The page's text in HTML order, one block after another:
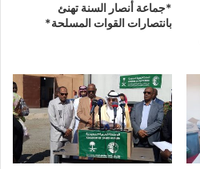
*جماعة أنصار السنة تهنئ
بانتصارات القوات المسلحة*